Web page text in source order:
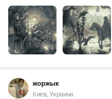
жоржык
Киев, Украина